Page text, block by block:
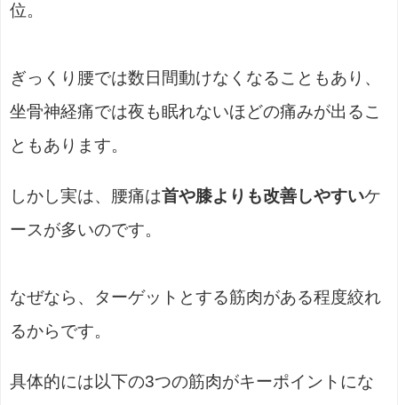
位。
ぎっくり腰では数日間動けなくなることもあり、
坐骨神経痛では夜も眠れないほどの痛みが出るこ
ともあります。
しかし実は、腰痛は首や膝よりも改善しやすいケ
ースが多いのです。
なぜなら、ターゲットとする筋肉がある程度絞れ
るからです。
具体的には以下の3つの筋肉がキーポイントにな